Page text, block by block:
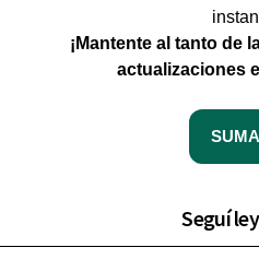
¡Mantente al tanto de
actualizaciones
Seguí